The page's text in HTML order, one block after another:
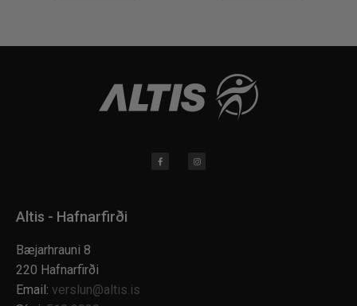
Altis - Hafnarfirði
Bæjarhrauni 8
220 Hafnarfirði
Email: verslun@altis.is